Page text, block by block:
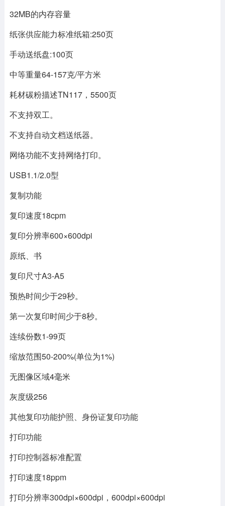
32MB的内存容量
纸张供应能力标准纸箱:250页
手动送纸盘:100页
中等重量64-157克/平方米
耗材碳粉描述TN117，5500页
不支持双工。
不支持自动文档送纸器。
网络功能不支持网络打印。
USB1.1/2.0型
复制功能
复印速度18cpm
复印分辨率600×600dpi
原纸、书
复印尺寸A3-A5
预热时间少于29秒。
第一次复印时间少于8秒。
连续份数1-99页
缩放范围50-200%(单位为1%)
无图像区域4毫米
灰度级256
其他复印功能护照、身份证复印功能
打印功能
打印控制器标准配置
打印速度18ppm
打印分辨率300dpi×600dpi，600dpi×600dpi